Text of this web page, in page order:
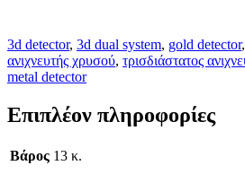
3d detector, 3d dual system, gold detector,
ανιχνευτής χρυσού, τρισδιάστατος
metal detector
Επιπλέον πληροφορίες
Βάρος 13 κ.